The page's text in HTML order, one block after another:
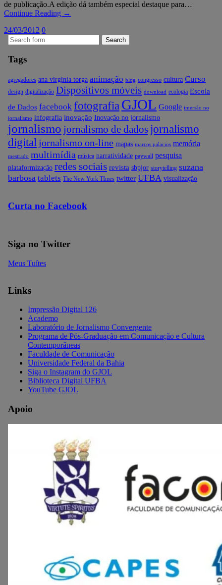
de publicação.A edição dá também especial destaque para…
Continue Reading →
24/03/2012 0
Search
for:
Tags
agregadores ana virginia torga animação blog congresso cultura Curso
design digitalização Dispositivos móveis download ecologia Escola
de Dados facebook fotografia GJOL Google imersão no
jornalismo infografia inovação Inovação no jornalismo
jornalismo jornalismo de dados jornalismo
digital jornalismo on-line mapas marcos palacios memória
mestrado multimídia música narratividade paywall pesquisa
plataformização redes sociais revista sbpjor storytelling suzana
barbosa tablets The New York TImes twitter UFBA visualização
Curta no Facebook
Siga no Twitter
Meus Tuítes
Links
Impressão Digital 126
Academo
Laboratório de Jornalismo Convergente
Programa de Pós-Graduação em Comunicação e Cultura
Contemporâneas
Faculdade de Comunicação
Universidade Federal da Bahia
Siga o Instagram do GJOL
Biblioteca Digital UFBA
YouTube GJOL
Apoio